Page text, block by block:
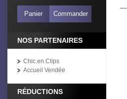
Panier Commander
NOS PARTENAIRES
Chic.en.Clips
Accueil Vendée
RÉDUCTIONS